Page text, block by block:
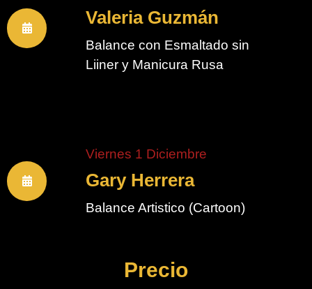
Valeria Guzmán
Balance con Esmaltado sin
Liiner y Manicura Rusa
Viernes 1 Diciembre
Gary Herrera
Balance Artistico (Cartoon)
Precio